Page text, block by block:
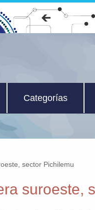
Categorías
sector Pichilemu
suroeste,